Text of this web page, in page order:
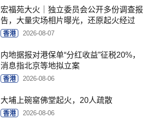
宏福苑大火｜独立委员会公开多份调查报
告，大量灾场相片曝光，还原起火经过
香港 2026-08-07
内地据报对港保单“分红收益”征税20%，
消息指北京等地拟立案
香港 2026-08-06
大埔上碗窰佛堂起火，20人疏散
香港 2026-08-06